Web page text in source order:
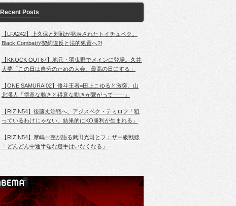
Recent Posts
【LFA242】上久保と対戦が発表されたトイチュベク。
Black Combatが契約違反と法的処置へ?!
【KNOCK OUT67】地元・羽曳野でメインに登場。久井
大夢「この日は自分のための大会、最高の日にする」
【ONE SAMURAI02】修斗王者=田上こゆると激突、山
北渓人「得意な動きと得意な動きが繋がって――」
【RIZIN54】後藤丈治戦へ。アジスベク・テミロフ「狙
っているわけじゃない。結果的にKO勝利が生まれる」
【RIZIN54】摩嶋一整が語る武田光司とフェザー級戦線
「どんどん中途半端な選手はいなくなる」